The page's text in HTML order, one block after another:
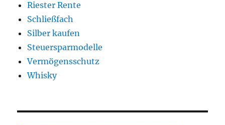
Riester Rente
Schließfach
Silber kaufen
Steuersparmodelle
Vermögensschutz
Whisky